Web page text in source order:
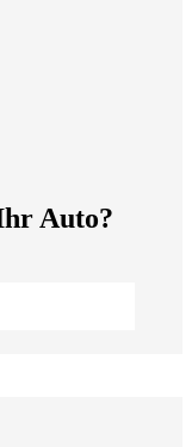
Auto?